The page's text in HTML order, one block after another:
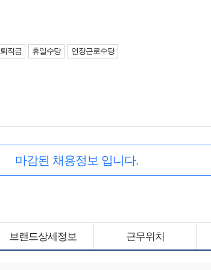
퇴직금 휴일수당 연장근로수당
마감된 채용정보 입니다.
브랜드상세정보 근무위치